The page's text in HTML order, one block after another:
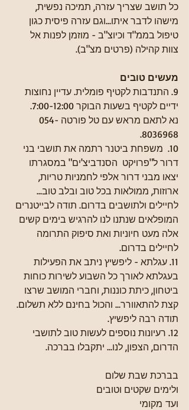
כל תושב שצריך עזרה, תמיכה נפשית,
מישהו לדבר איתו...וגם עזרה פיסית כגון
טיפול בממ"ד וכיוצ"ב - מוזמן לפנות אל
צוות קהילה (פרטים מצ"ב).
מעשים טובים
9. התנדבות לקטיף פומלית. עדיין נחוצות
ידיים לקטיף בשעות הבוקר 7:00-12:00.
נא לתאם מראש עם טל פורטה 054-
8036968.
10.  משפחת ביטנר רתמה את תושבי בני
דרור ל"פרויקט  הסנדביצ'ים" במסגרתו
יצאו מבני דרור אלפי לחמניות טריות,
ארוזות, ממולאות בכל טוב ובלב טוב...
לחיילים ולתושבים בדרום. תודה לבייטנרים
המופלאים שנתנו לנו להרגיש בימים קשים
אלה מעט חיוניות ואת סיפוק התרומה
לחיילים בדרום.
11. עגלתא - ליפשיץ ניתב את הפעילות
בעגלתא לאורך כל השבוע לשירות כוחות
ביטחון, כיתת כוננות, וחברי המושב שרצו
קצת להתאוורר... והכול בחינם ללא תשלום.
תודה רבה ליפשיץ.
12. רעיונות נוספים לעשות טוב לתושבי
הדרום, הצפון, לנו... יתקבלו בברכה.
בברכת שבת שלום
ולימים שקטים וטובים
ועד מקומי